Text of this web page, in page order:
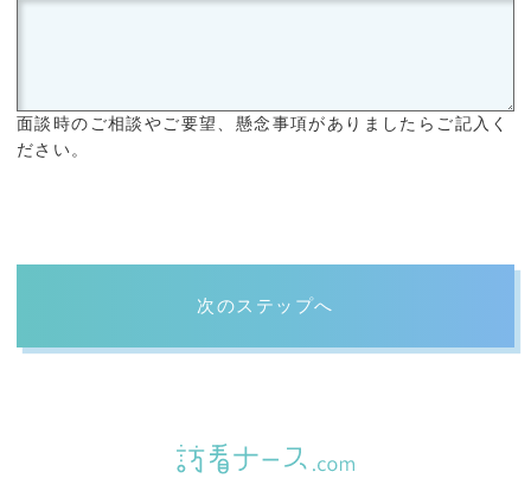
面談時のご相談やご要望、懸念事項がありましたらご記入く
ださい。
次のステップへ